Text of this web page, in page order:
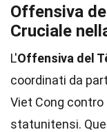
Offensiva
Cruciale
L'Offensiva del
coordinati da
Viet Cong
statunitensi.